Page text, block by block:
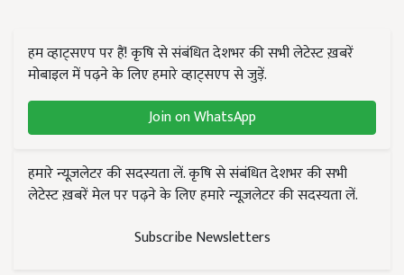
हम व्हाट्सएप पर हैं! कृषि से संबंधित देशभर की सभी लेटेस्ट ख़बरें
मोबाइल में पढ़ने के लिए हमारे व्हाट्सएप से जुड़ें.
Join on WhatsApp
हमारे न्यूज़लेटर की सदस्यता लें. कृषि से संबंधित देशभर की सभी
लेटेस्ट ख़बरें मेल पर पढ़ने के लिए हमारे न्यूज़लेटर की सदस्यता लें.
Subscribe Newsletters